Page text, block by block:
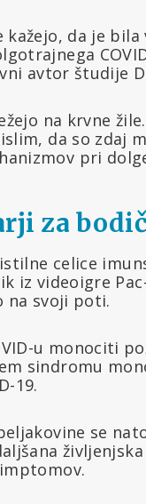
kažejo, da je
avtor študije
na krvne
da so zdaj
pri
za
celice
iz videoigre
na svoji poti.
u monociti
sindromu
19.
se